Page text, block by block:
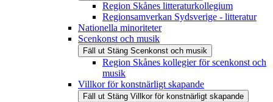
Region Skånes litteraturkollegium
Regionsamverkan Sydsverige - litteratur
Nationella minoriteter
Scenkonst och musik
Fäll ut Stäng Scenkonst och musik
Region Skånes kollegier för scenkonst och
musik
Villkor för konstnärligt skapande
Fäll ut Stäng Villkor för konstnärligt skapande